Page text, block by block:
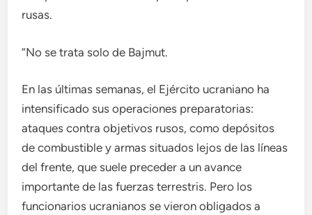
rusas.
“No se trata solo de Bajmut.
En las últimas semanas, el Ejército ucraniano ha
intensificado sus operaciones preparatorias:
ataques contra objetivos rusos, como depósitos
de combustible y armas situados lejos de las líneas
del frente, que suele preceder a un avance
importante de las fuerzas terrestris. Pero los
funcionarios ucranianos se vieron obligados a